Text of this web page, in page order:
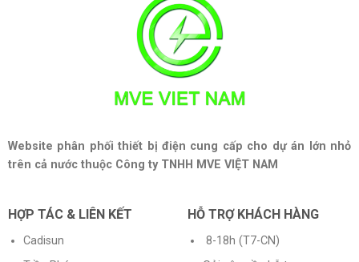
Website phân phối thiết bị điện cung cấp cho dự án lớn nhỏ
trên cả nước thuộc Công ty TNHH MVE VIỆT NAM
HỖ TRỢ KHÁCH HÀNG
8-18h (T7-CN)
HỢP TÁC & LIÊN KẾT
Cadisun